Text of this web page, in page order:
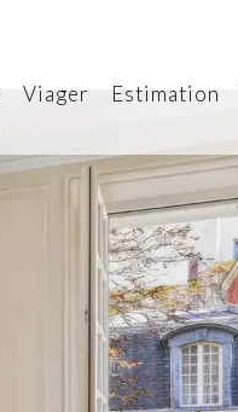
Viager Estimation